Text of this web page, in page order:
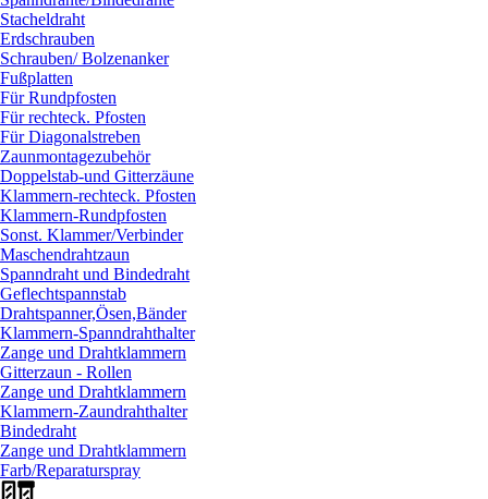
Stacheldraht
Erdschrauben
Schrauben/Bolzenanker
Fußplatten
Für Rundpfosten
Für rechteck. Pfosten
Für Diagonalstreben
Zaunmontagezubehör
Doppelstab-und Gitterzäune
Klammern-rechteck. Pfosten
Klammern-Rundpfosten
Sonst. Klammer/Verbinder
Maschendrahtzaun
Spanndraht und Bindedraht
Geflechtspannstab
Drahtspanner,Ösen,Bänder
Klammern-Spanndrahthalter
Zange und Drahtklammern
Gitterzaun - Rollen
Zange und Drahtklammern
Klammern-Zaundrahthalter
Bindedraht
Zange und Drahtklammern
Farb/Reparaturspray